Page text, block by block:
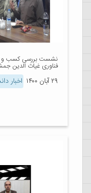
نشست بررسی کسب و
فناوری غیاث الدین
۲۹ آبان ۱۴۰۰ اخبار